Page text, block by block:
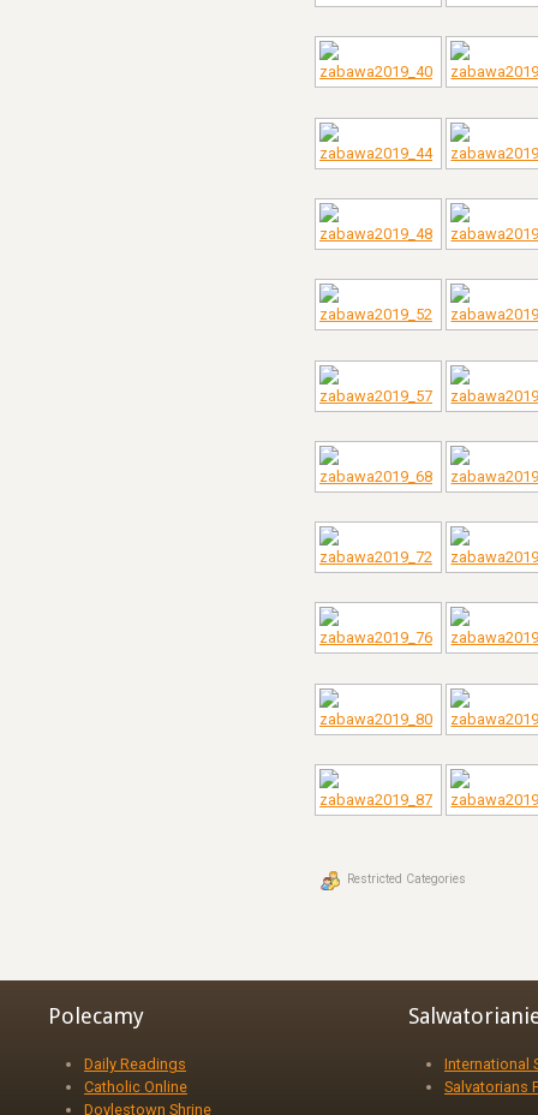
Restricted Categories
Polecamy
Daily Readings
Catholic Online
Doylestown Shrine
International
Salvatorians